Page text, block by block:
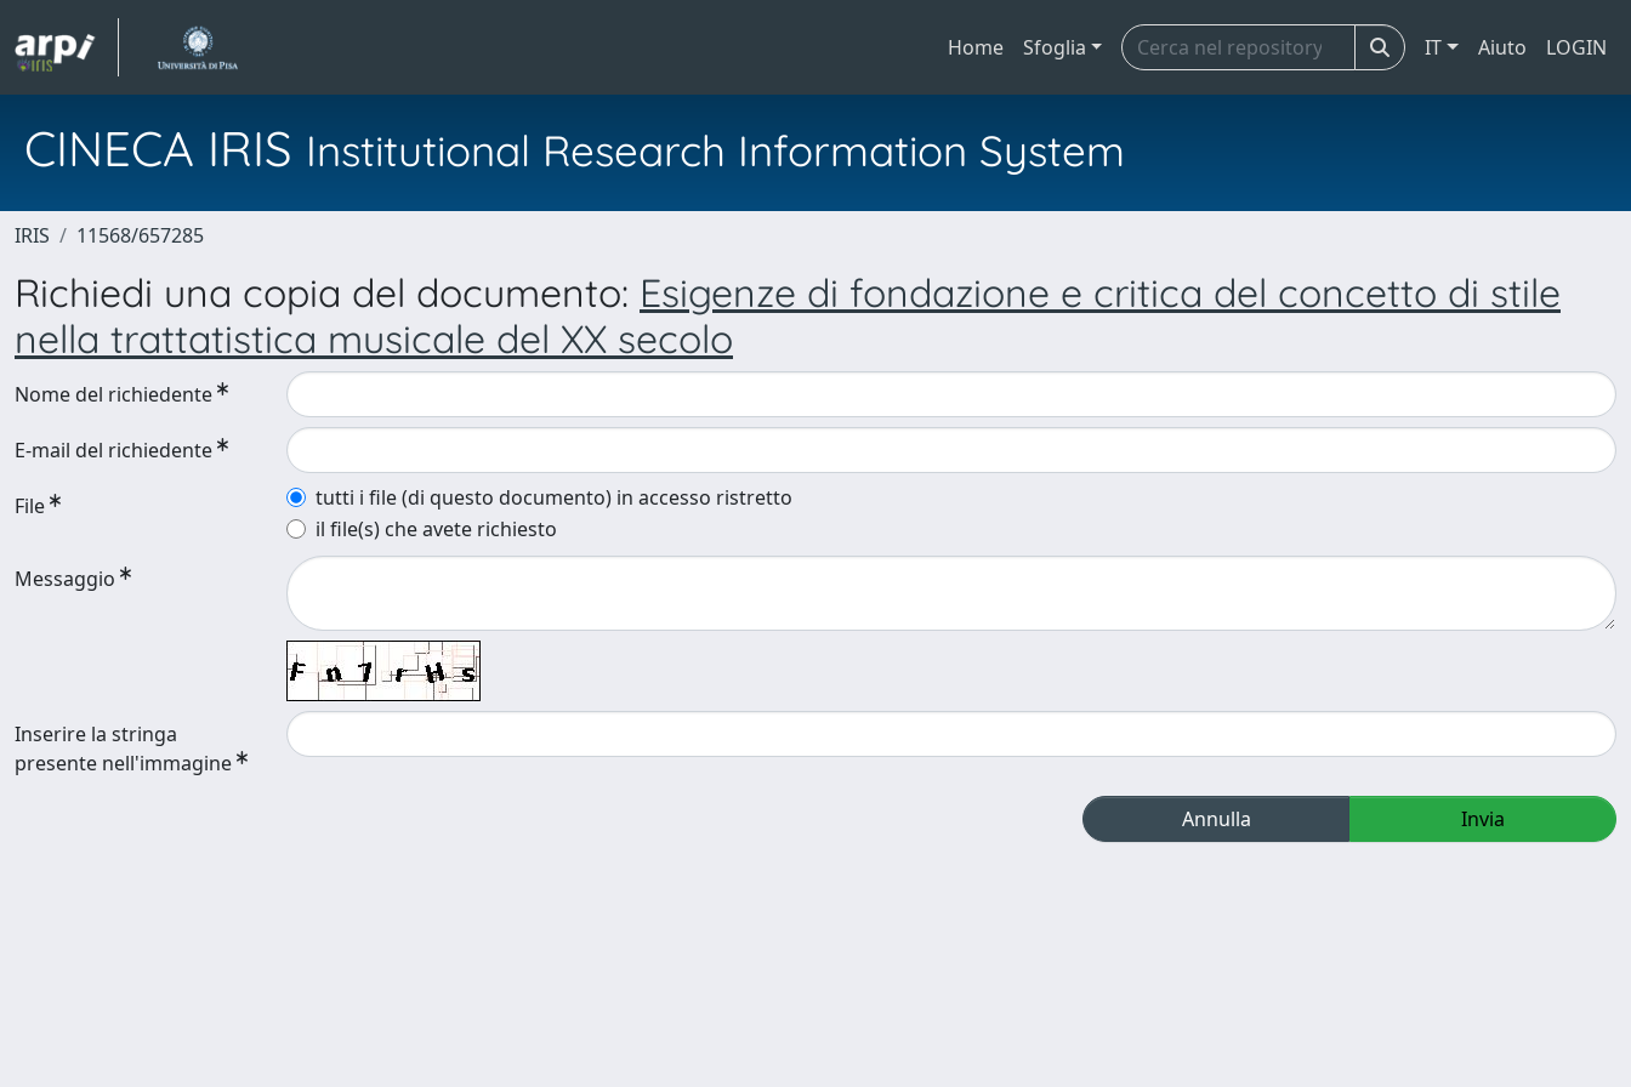
Home Sfoglia IT Aiuto LOGIN
CINECA IRIS Institutional Research Information System
IRIS 11568/657285
Richiedi una copia del documento: Esigenze di fondazione e critica del concetto di stile
nella trattatistica musicale del XX secolo
Nome del richiedente
E-mail del richiedente
File
tutti i file (di questo documento) in accesso ristretto
il file(s) che avete richiesto
Messaggio
Inserire la stringa
presente nell'immagine
Annulla Invia